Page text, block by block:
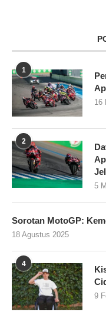
1
16
2
5
Sorotan MotoGP:
18 Agustus 2025
4
9